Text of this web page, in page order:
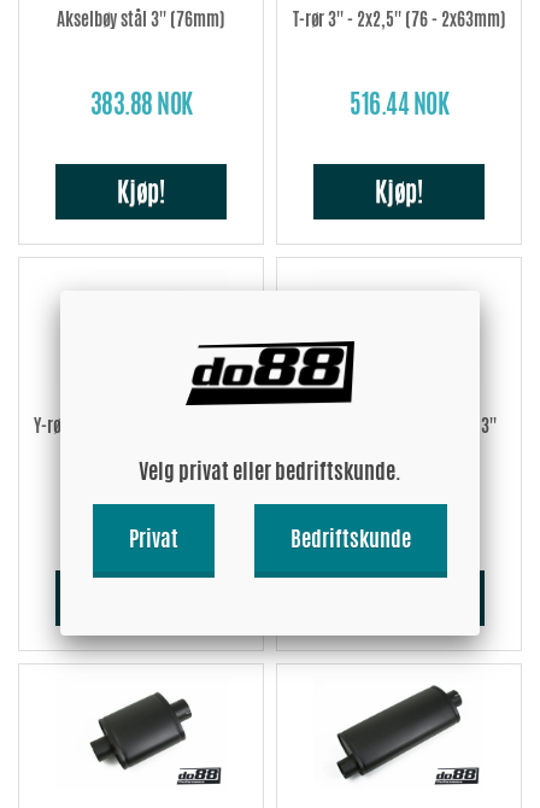
Akselbøy stål 3'' (76mm)
383.88 NOK
Kjøp!
T-rør 3'' - 2x2,5'' (76 - 2x63mm)
516.44 NOK
Kjøp!
Y-rør 3'' - 2x2,5'' (76 - 2x63mm)
390.79 NOK
Lyddemper stål Turbonett 3''
781.69 NOK
Velg privat eller bedriftskunde.
Privat Bedriftskunde